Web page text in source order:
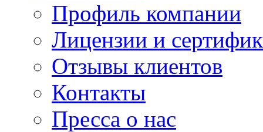
Профиль компании
Лицензии и
Отзывы клиентов
Контакты
Пресса о нас